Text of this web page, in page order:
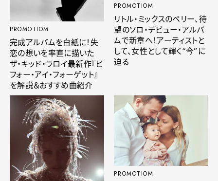
PROMOTIOM
完成アルバムを白紙に！失
恋の想いを率直に描いた
ザ・キッド・ラロイ最新作『ビ
フォー・アイ・フォーゲット』
を解説＆おすすめ曲紹介
PROMOTIOM
リトル・ミックスのペリー、待
望のソロ・デビュー・アルバ
ムで新章へ！アーティストと
して、女性として輝く“今”に
迫る
PROMOTIOM